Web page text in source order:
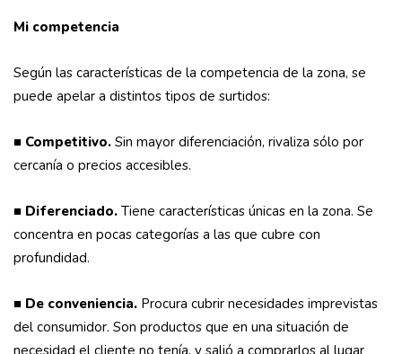
Mi competencia
Según las características de la competencia de la zona, se
puede apelar a distintos tipos de surtidos:
■ Competitivo. Sin mayor diferenciación, rivaliza sólo por
cercanía o precios accesibles.
■ Diferenciado. Tiene características únicas en la zona. Se
concentra en pocas categorías a las que cubre con
profundidad.
■ De conveniencia. Procura cubrir necesidades imprevistas
del consumidor. Son productos que en una situación de